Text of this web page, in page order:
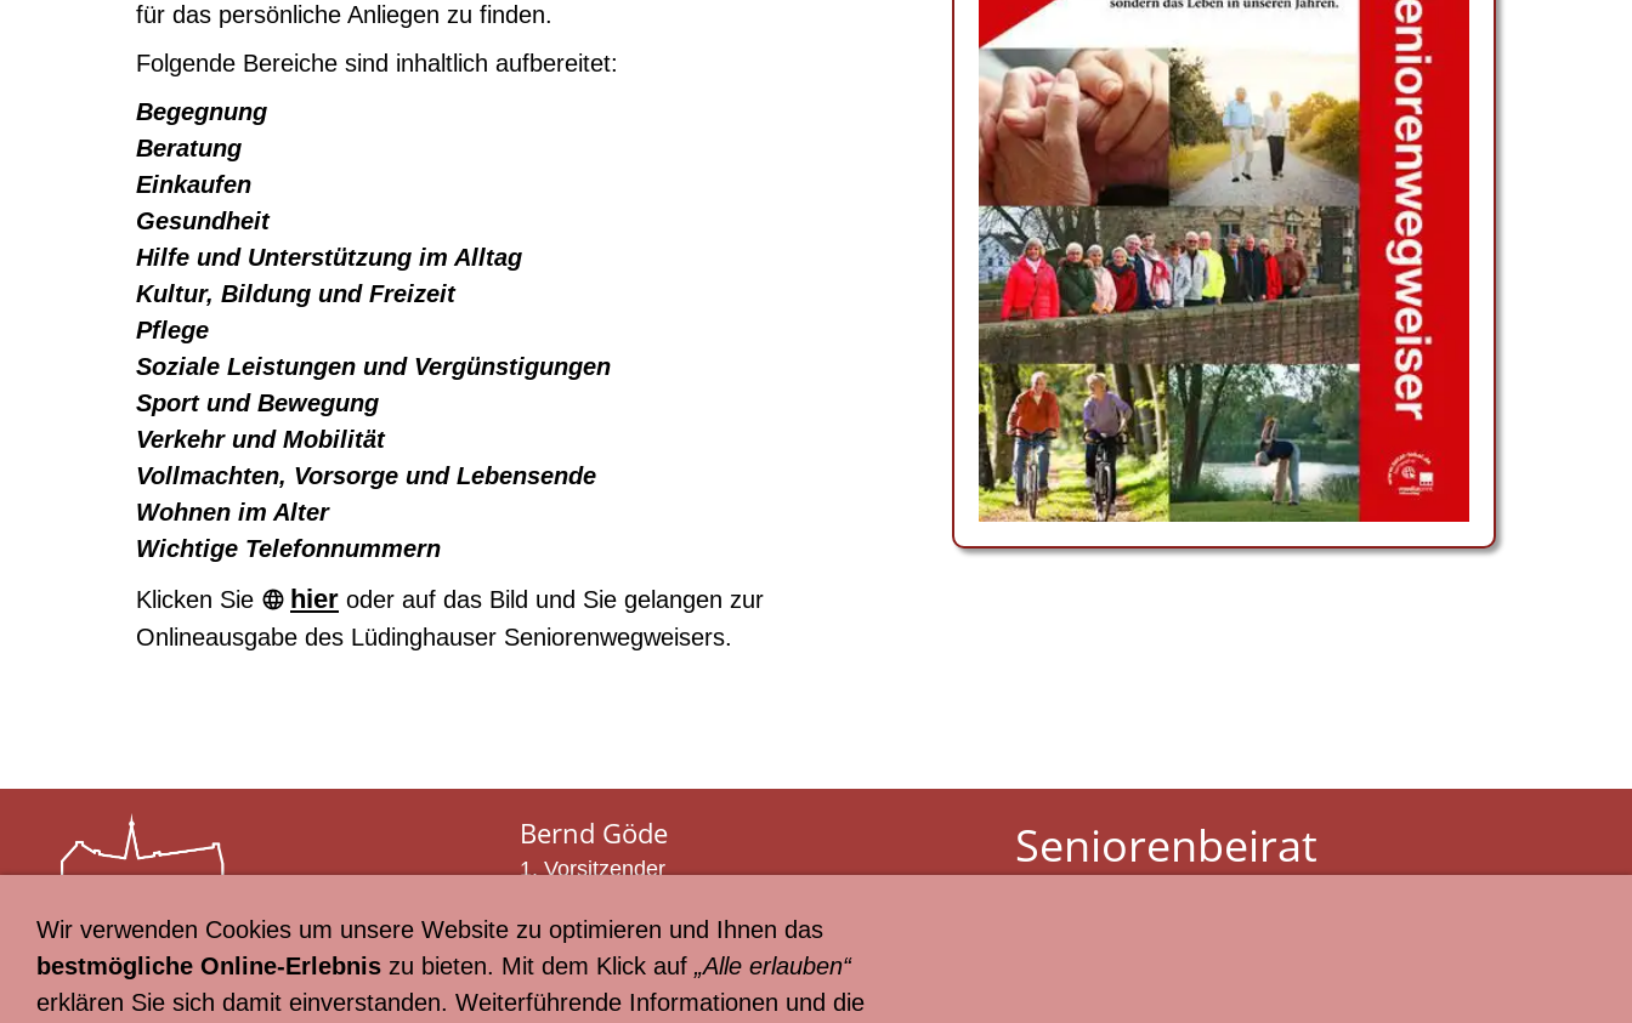
für das persönliche Anliegen zu finden.
Folgende Bereiche sind inhaltlich aufbereitet:
Begegnung
Beratung
Einkaufen
Gesundheit
Hilfe und Unterstützung im Alltag
Kultur, Bildung und Freizeit
Pflege
Soziale Leistungen und Vergünstigungen
Sport und Bewegung
Verkehr und Mobilität
Vollmachten, Vorsorge und Lebensende
Wohnen im Alter
Wichtige Telefonnummern
Klicken Sie
hier oder auf das Bild und Sie gelangen zur
Onlineausgabe des Lüdinghauser Seniorenwegweisers.
Bernd Göde
1. Vorsitzender
Mail: info@seniorenbeirat-lh.de
Seniorenbeirat
Wir verwenden Cookies um unsere Website zu optimieren und Ihnen das
bestmögliche Online-Erlebnis zu bieten. Mit dem Klick auf „Alle erlauben“
erklären Sie sich damit einverstanden. Weiterführende Informationen und die